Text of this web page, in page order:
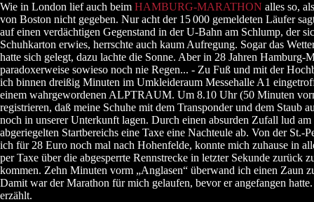
Wie in London lief auch beim HAMBURG-MARATHON alles so,
von Boston nicht gegeben. Nur acht der 15000 gemeldeten Läufer
auf einen verdächtigen Gegenstand in der U-Bahn am Schlump, der
Schuhkarton erwies, herrschte auch kaum Aufregung. Sogar das
hatte sich gelegt, dazu lachte die Sonne. Aber in 28 Jahren Hamburg-
paradoxerweise sowieso noch nie Regen... - Zu Fuß und mit der
ich binnen dreißig Minuten im Umkleideraum Messehalle A1
einem wahrgewordenen ALPTRAUM. Um 8.10 Uhr (50 Minuten
registrieren, daß meine Schuhe mit dem Transponder und dem Staub
noch in unserer Unterkunft lagen. Durch einen absurden Zufall lud am
abgeriegelten Startbereichs eine Taxe eine Nachteule ab. Von der St.-
ich für 28 Euro noch mal nach Hohenfelde, konnte mich zuhause in
per Taxe über die abgesperrte Rennstrecke in letzter Sekunde zurück
kommen. Zehn Minuten vorm „Anglasen“ überwand ich einen Zaun
Damit war der Marathon für mich gelaufen, bevor er angefangen
erzählt.